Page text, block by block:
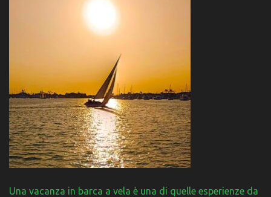
Una vacanza in barca a vela è una di quelle esperienze da